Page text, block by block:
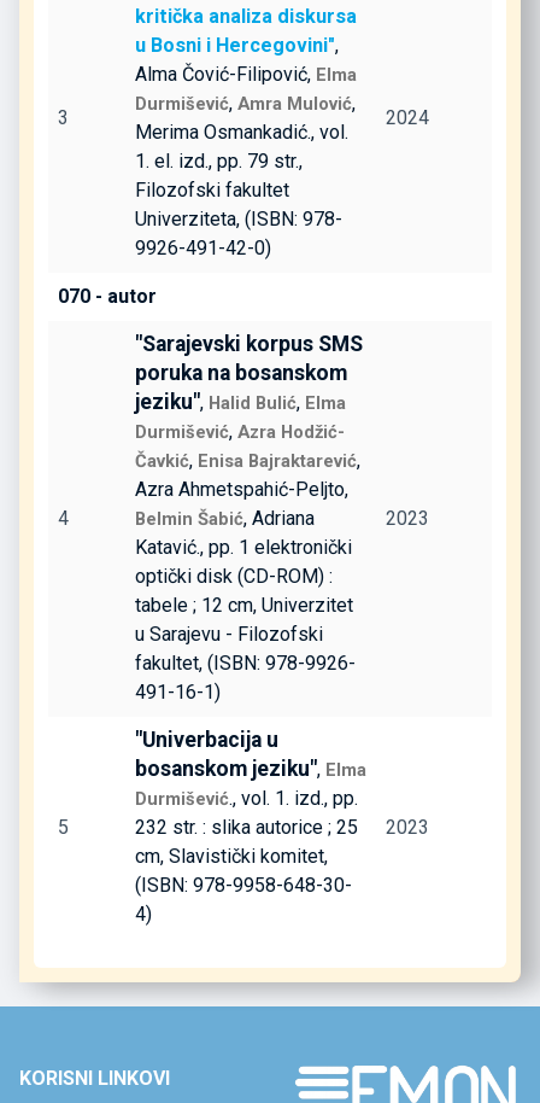
3
kritička analiza diskursa
u Bosni i Hercegovini",
Alma Čović-Filipović, Elma
Durmišević, Amra Mulović,
Merima Osmankadić., vol.
1. el. izd., pp. 79 str.,
Filozofski fakultet
Univerziteta, (ISBN: 978-
9926-491-42-0)
2024
070 - autor
4
"Sarajevski korpus SMS
poruka na bosanskom
jeziku", Halid Bulić, Elma
Durmišević, Azra Hodžić-
Čavkić, Enisa Bajraktarević,
Azra Ahmetspahić-Peljto,
Belmin Šabić, Adriana
Katavić., pp. 1 elektronički
optički disk (CD-ROM) :
tabele ; 12 cm, Univerzitet
u Sarajevu - Filozofski
fakultet, (ISBN: 978-9926-
491-16-1)
2023
5
"Univerbacija u
bosanskom jeziku", Elma
Durmišević., vol. 1. izd., pp.
232 str. : slika autorice ; 25
cm, Slavistički komitet,
(ISBN: 978-9958-648-30-
4)
2023
KORISNI LINKOVI